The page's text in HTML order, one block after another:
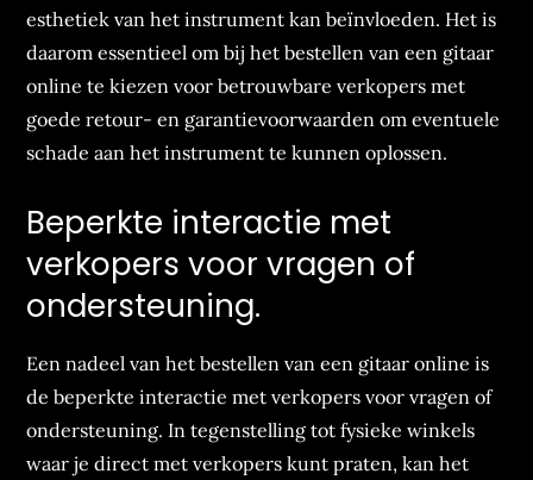
esthetiek van het instrument kan beïnvloeden. Het is
daarom essentieel om bij het bestellen van een gitaar
online te kiezen voor betrouwbare verkopers met
goede retour- en garantievoorwaarden om eventuele
schade aan het instrument te kunnen oplossen.
Beperkte interactie met
verkopers voor vragen of
ondersteuning.
Een nadeel van het bestellen van een gitaar online is
de beperkte interactie met verkopers voor vragen of
ondersteuning. In tegenstelling tot fysieke winkels
waar je direct met verkopers kunt praten, kan het